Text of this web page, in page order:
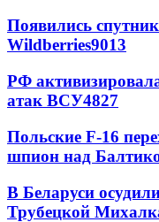
Появились
Wildberries9013
РФ
атак ВСУ4827
Польские F-16
шпион над
В Беларуси
Трубецкой